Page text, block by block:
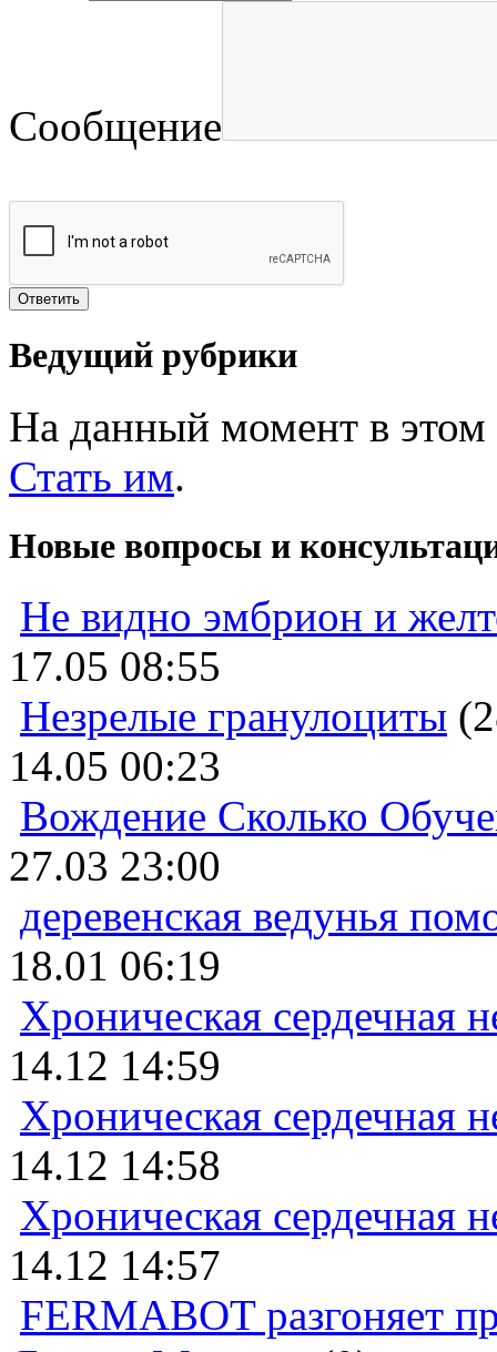
Сообщение
Ведущий рубрики
На данный момент в этом
Стать им.
Новые вопросы и
Не видно эмбрион и
17.05 08:55
Незрелые гранулоциты
14.05 00:23
Вождение Сколько
27.03 23:00
деревенская ведунья
18.01 06:19
Хроническая сердечная
14.12 14:59
Хроническая сердечная
14.12 14:58
Хроническая сердечная
14.12 14:57
FERMABOT разгоняет